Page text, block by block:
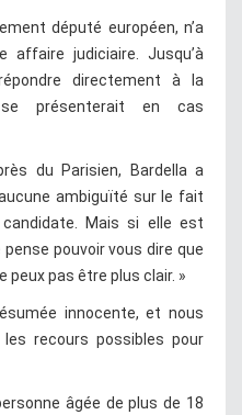
député européen, n’a
judiciaire. Jusqu’à
directement à la
présenterait en cas
du Parisien, Bardella a
ambiguïté sur le fait
Mais si elle est
pouvoir vous dire que
peux pas être plus clair. »
innocente, et nous
recours possibles pour
âgée de plus de 18